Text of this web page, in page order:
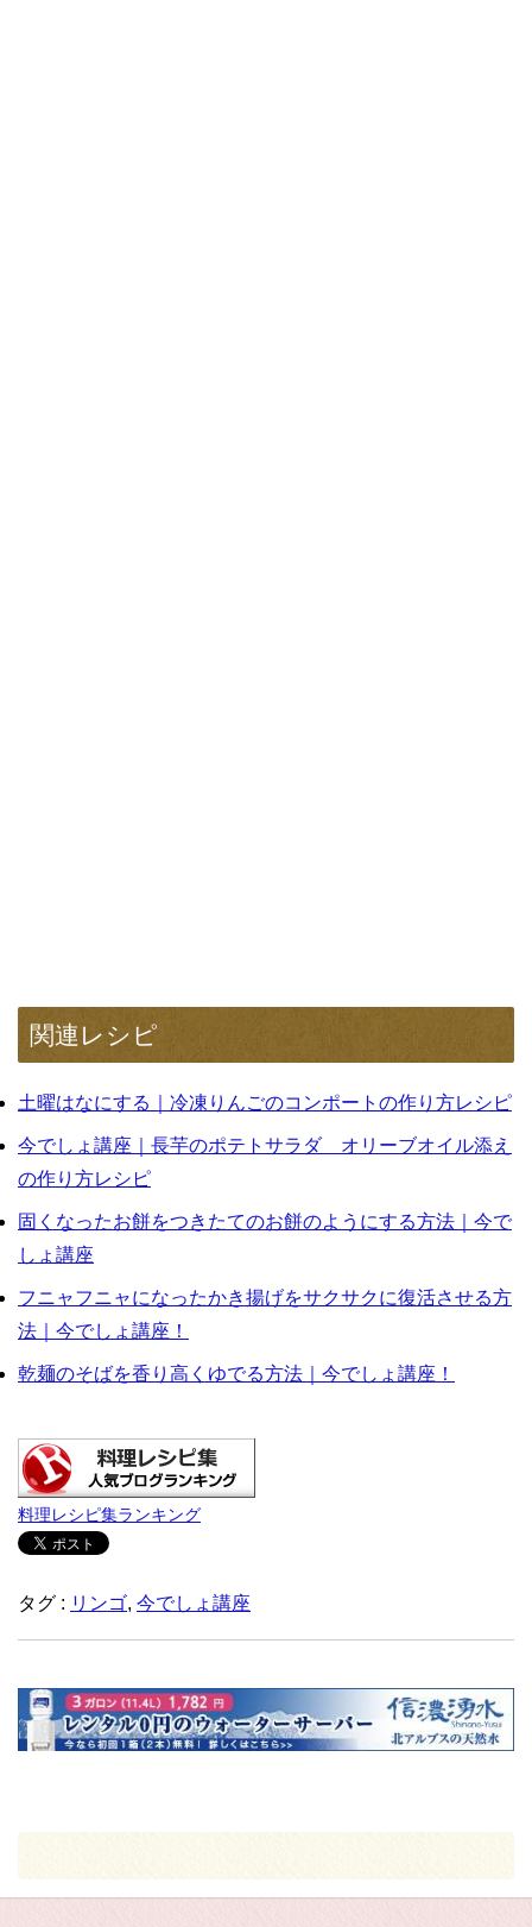
関連レシピ
土曜はなにする｜冷凍りんごのコンポートの作り方レシピ
今でしょ講座｜長芋のポテトサラダ オリーブオイル添え
の作り方レシピ
固くなったお餅をつきたてのお餅のようにする方法｜今で
しょ講座
フニャフニャになったかき揚げをサクサクに復活させる方
法｜今でしょ講座！
乾麺のそばを香り高くゆでる方法｜今でしょ講座！
料理レシピ集ランキング
タグ : リンゴ, 今でしょ講座